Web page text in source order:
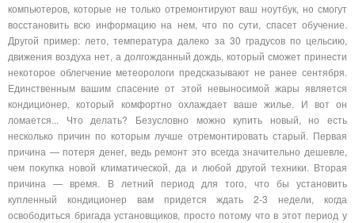
компьютеров, которые не только отремонтируют ваш ноутбук, но смогут
восстановить всю информацию на нем, что по сути, спасет обучение.
Другой пример: лето, температура далеко за 30 градусов по цельсию,
движения воздуха нет, а долгожданный дождь, который сможет принести
некоторое облегчение метеорологи предсказывают не ранее сентября.
Единственным вашим спасение от этой невыносимой жары является
кондиционер, который комфортно охлаждает ваше жилье. И вот он
ломается... Что делать? Безусловно можно купить новый, но есть
несколько причин по которым лучше отремонтировать старый. Первая
причина — потеря денег, ведь ремонт это всегда значительно дешевле,
чем покупка новой климатической, да и любой другой техники. Вторая
причина — время. В летний период для того, что бы установить
купленный кондиционер вам придется ждать 2-3 недели, когда
освободиться бригада установщиков, просто потому что в этот период у